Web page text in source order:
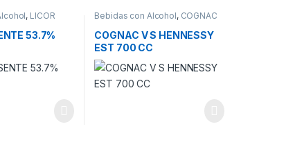
, LICOR
53.7%
Bebidas con Alcohol, COGNAC
COGNAC V S HENNESSY
EST 700 CC